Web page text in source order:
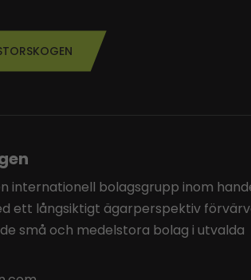
internationell bolagsgrupp inom
ett långsiktigt ägarperspektiv
små och medelstora bolag i utvalda